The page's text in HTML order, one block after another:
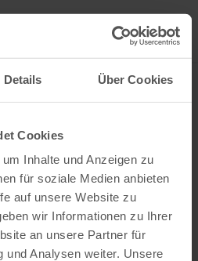
Details Über Cookies
Cookies
Inhalte und Anzeigen zu
für soziale Medien anbieten
auf unsere Website zu
wir Informationen zu Ihrer
an unsere Partner für
und Analysen weiter. Unsere
INTERACTIVE MAP
my
Open filter